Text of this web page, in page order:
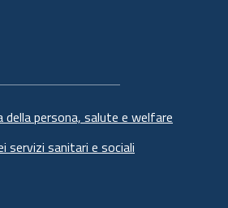
della persona, salute e welfare
servizi sanitari e sociali